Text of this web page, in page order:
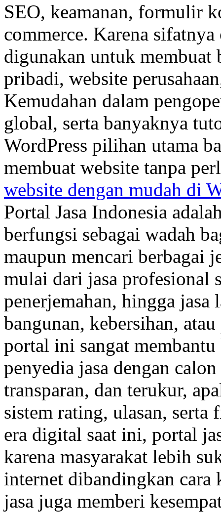
SEO, keamanan, formulir
commerce. Karena
digunakan untuk
pribadi, website
Kemudahan dalam
global, serta banyaknya
WordPress pilihan utama
membuat website tanpa
website dengan mudah di
Portal Jasa Indonesia
berfungsi sebagai wadah
maupun mencari berbagai
mulai dari jasa profesional
penerjemahan, hingga jasa
bangunan, kebersihan,
portal ini sangat
penyedia jasa dengan
transparan, dan terukur,
sistem rating, ulasan,
era digital saat ini, portal
karena masyarakat lebih
internet dibandingkan
jasa juga memberi